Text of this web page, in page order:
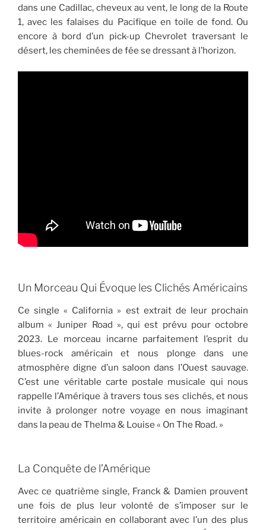
dans une Cadillac, cheveux au vent, le long de la Route
1, avec les falaises du Pacifique en toile de fond. Ou
encore à bord d’un pick-up Chevrolet traversant le
désert, les cheminées de fée se dressant à l’horizon.
Un Morceau Qui Évoque les Clichés Américains
Ce single « California » est extrait de leur prochain
album « Juniper Road », qui est prévu pour octobre
2023. Le morceau incarne parfaitement l’esprit du
blues-rock américain et nous plonge dans une
atmosphère digne d’un saloon dans l’Ouest sauvage.
C’est une véritable carte postale musicale qui nous
rappelle l’Amérique à travers tous ses clichés, et nous
invite à prolonger notre voyage en nous imaginant
dans la peau de Thelma & Louise « On The Road. »
La Conquête de l’Amérique
Avec ce quatrième single, Franck & Damien prouvent
une fois de plus leur volonté de s’imposer sur le
territoire américain en collaborant avec l’un des plus